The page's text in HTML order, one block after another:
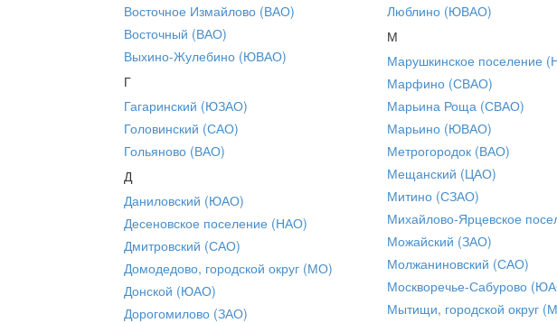
Восточное Измайлово (ВАО)
Восточный (ВАО)
Выхино-Жулебино (ЮВАО)
Г
Гагаринский (ЮЗАО)
Головинский (САО)
Гольяново (ВАО)
Д
Даниловский (ЮАО)
Десеновское поселение (НАО)
Дмитровский (САО)
Домодедово, городской округ (МО)
Донской (ЮАО)
Дорогомилово (ЗАО)
Люблино (ЮВАО)
М
Марушкинское поселение
Марфино (СВАО)
Марьина Роща (СВАО)
Марьино (ЮВАО)
Метрогородок (ВАО)
Мещанский (ЦАО)
Митино (СЗАО)
Михайлово-Ярцевское
Можайский (ЗАО)
Молжаниновский (САО)
Москворечье-Сабурово
Мытищи, городской округ